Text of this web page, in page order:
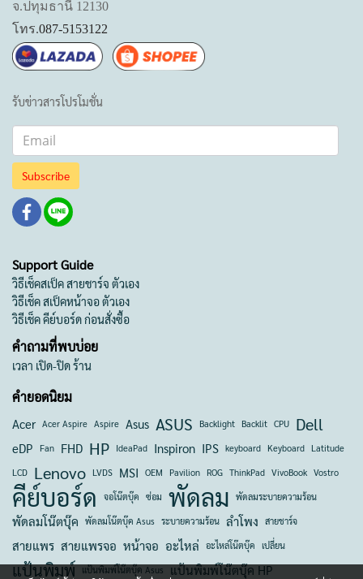
จ.ปทุมธานี 12130
โทร.087-5153122
รับข่าวสารโปรโมชั่น
Subscribe
Support Guide
วิธีเช็คสเป็ค สายชาร์จ ตัวเอง
วิธีเช็ค สเป็คหน้าจอ ตัวเอง
วิธีเช็ค คีย์บอร์ด ก่อนสั่งซื้อ
คำถามที่พบบ่อย
เวลา เปิด-ปิด ร้าน
คำยอดนิยม
Acer Acer Aspire Aspire Asus ASUS Backlight Backlit CPU Dell
eDP Fan FHD HP IdeaPad Inspiron IPS keyboard Keyboard Latitude
LCD Lenovo LVDS MSI OEM Pavilion ROG ThinkPad VivoBook Vostro
คีย์บอร์ด จอโน๊ตบุ๊ค ซ่อม พัดลม พัดลมระบายความร้อน
พัดลมโน๊ตบุ๊ค พัดลมโน๊ตบุ๊ค Asus ระบายความร้อน ลำโพง สายชาร์จ
สายแพร สายแพรจอ หน้าจอ อะไหล่ อะไหล่โน๊ตบุ๊ค เปลี่ยน
แป้นพิมพ์ แป้นพิมพ์โน๊ตบุ๊ค Asus แป้นพิมพ์โน๊ตบุ๊ค HP